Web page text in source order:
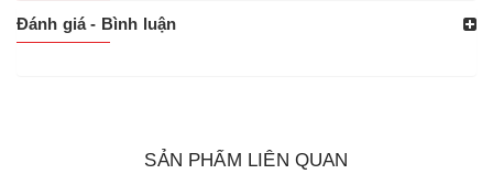
Đánh giá - Bình luận
SẢN PHẨM LIÊN QUAN